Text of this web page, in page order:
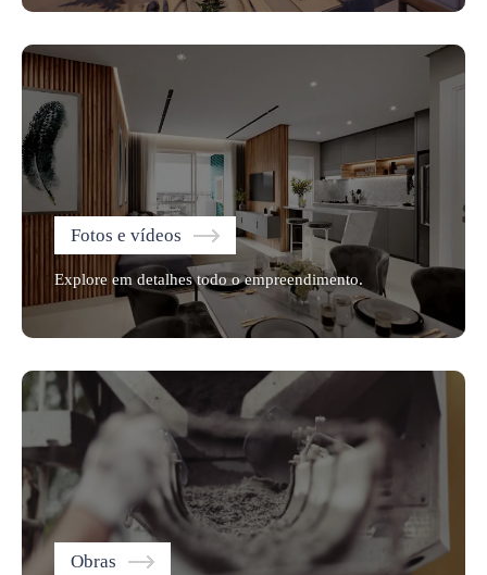
Fotos e vídeos
Explore em detalhes todo o empreendimento.
Obras